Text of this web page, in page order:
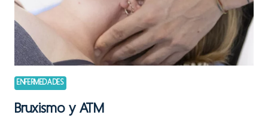
ENFERMEDADES
Bruxismo y ATM